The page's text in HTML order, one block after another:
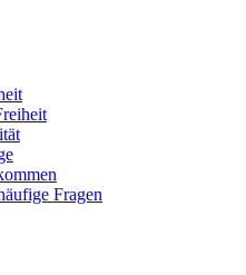
Fragen